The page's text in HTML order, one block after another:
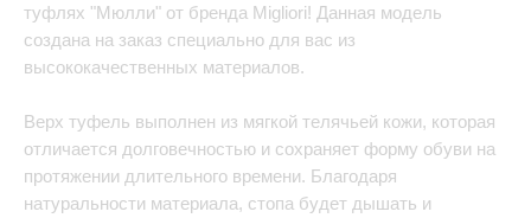
туфлях "Мюлли" от бренда Migliori! Данная модель
создана на заказ специально для вас из
высококачественных материалов.
Верх туфель выполнен из мягкой телячьей кожи, которая
отличается долговечностью и сохраняет форму обуви на
протяжении длительного времени. Благодаря
натуральности материала, стопа будет дышать и